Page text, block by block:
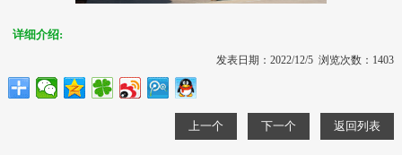
详细介绍:
发表日期：2022/12/5 浏览次数：1403
上一个 下一个 返回列表